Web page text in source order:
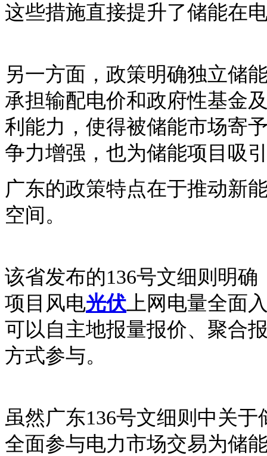
这些措施直接提升了储能在
另一方面，政策明确独立储
承担输配电价和政府性基金
利能力，使得被储能市场寄
争力增强，也为储能项目吸
广东的政策特点在于推动新
空间。
该省发布的136号文细则明确
项目风电光伏 上网电量全面
可以自主地报量报价、聚合
方式参与。
虽然广东136号文细则中关
全面参与电力市场交易为储